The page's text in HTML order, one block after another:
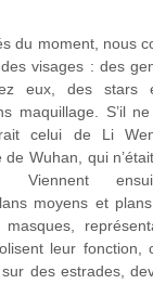
du moment, nous
visages : des
eux, des stars
maquillage. S’il
celui de Li
de Wuhan, qui
Viennent
moyens et
leur fonction,
des estrades,